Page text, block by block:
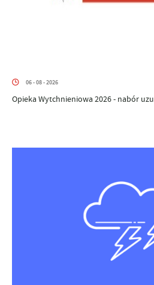
06 - 08 - 2026
Opieka Wytchnieniowa 2026 - nabór